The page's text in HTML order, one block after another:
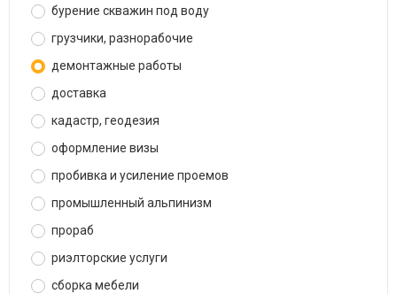
бурение скважин под воду
грузчики, разнорабочие
демонтажные работы
доставка
кадастр, геодезия
оформление визы
пробивка и усиление проемов
промышленный альпинизм
прораб
риэлторские услуги
сборка мебели